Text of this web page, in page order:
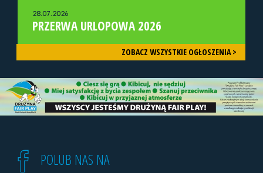
28.07.2026
PRZERWA URLOPOWA 2026
ZOBACZ WSZYSTKIE OGŁOSZENIA >
POLUB NAS NA